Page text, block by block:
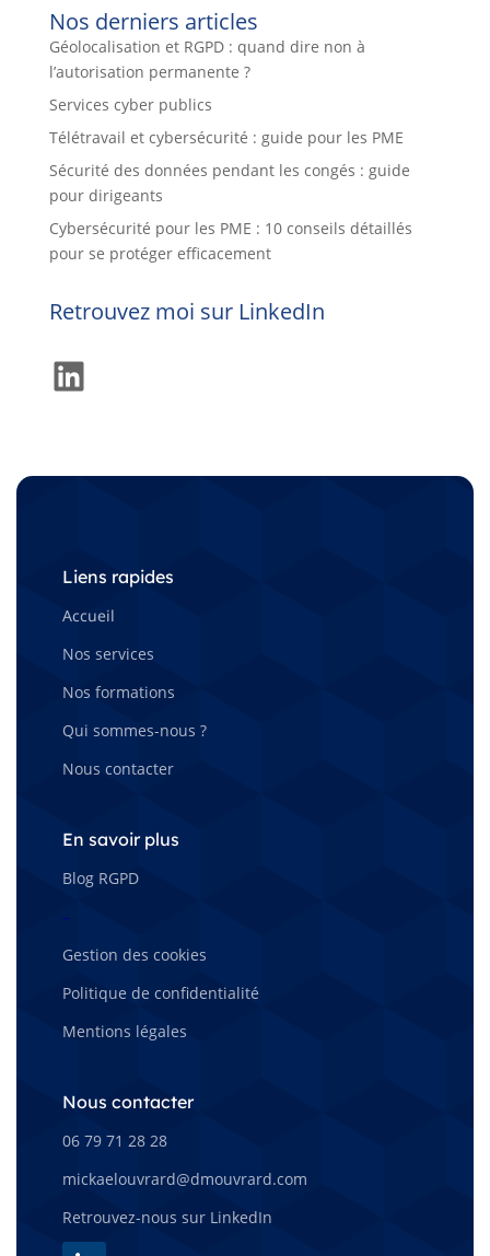
Nos derniers articles
Géolocalisation et RGPD : quand dire non à
l’autorisation permanente ?
Services cyber publics
Télétravail et cybersécurité : guide pour les PME
Sécurité des données pendant les congés : guide
pour dirigeants
Cybersécurité pour les PME : 10 conseils détaillés
pour se protéger efficacement
Retrouvez moi sur LinkedIn
LinkedIn
Liens rapides
Accueil
Nos services
Nos formations
Qui sommes-nous ?
Nous contacter
En savoir plus
Blog RGPD
–
Gestion des cookies
Politique de confidentialité
Mentions légales
Nous contacter
06 79 71 28 28
mickaelouvrard@dmouvrard.com
Retrouvez-nous sur LinkedIn